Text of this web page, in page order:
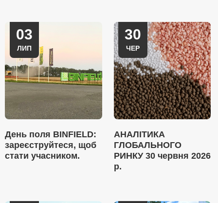
03
ЛИП
День поля BINFIELD:
зареєструйтеся, щоб
стати учасником.
30
ЧЕР
АНАЛІТИКА
ГЛОБАЛЬНОГО
РИНКУ 30 червня 2026
р.